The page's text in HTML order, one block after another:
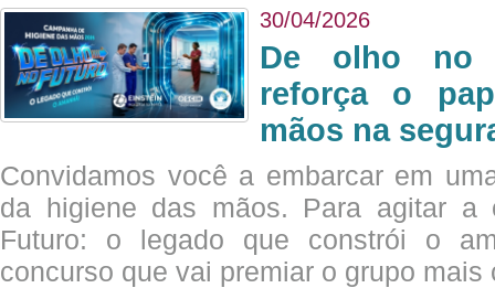
30/04/2026
De olho no
reforça o
mãos na
Convidamos você a embarcar em
da higiene das mãos. Para agitar a
Futuro: o legado que constrói o
concurso que vai premiar o grupo mais